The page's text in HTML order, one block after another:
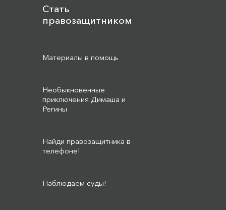
Стать
правозащитником
Материалы в помощь
Необыкновенные
приключения Димаша и
Регины
Найди правозащитника в
телефоне!
Наблюдаем суды!